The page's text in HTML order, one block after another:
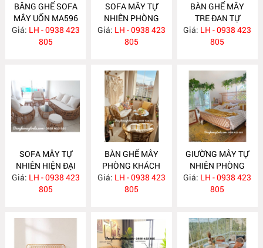
BĂNG GHẾ SOFA
MÂY UỐN MA596
Giá: LH - 0938 423
805
SOFA MÂY TỰ
NHIÊN PHÒNG
KHÁCH MA588
Giá: LH - 0938 423
805
BÀN GHẾ MÂY
TRE ĐAN TỰ
NHIÊN MA587
Giá: LH - 0938 423
805
SOFA MÂY TỰ
NHIÊN HIỆN ĐẠI
MA586
Giá: LH - 0938 423
805
BÀN GHẾ MÂY
PHÒNG KHÁCH
NHỎ GỌN MA585
Giá: LH - 0938 423
805
GIƯỜNG MÂY TỰ
NHIÊN PHÒNG
NGỦ MA584
Giá: LH - 0938 423
805